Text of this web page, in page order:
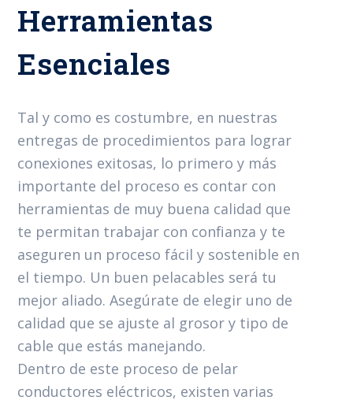
Herramientas
Esenciales
Tal y como es costumbre, en nuestras
entregas de procedimientos para lograr
conexiones exitosas, lo primero y más
importante del proceso es contar con
herramientas de muy buena calidad que
te permitan trabajar con confianza y te
aseguren un proceso fácil y sostenible en
el tiempo. Un buen pelacables será tu
mejor aliado. Asegúrate de elegir uno de
calidad que se ajuste al grosor y tipo de
cable que estás manejando.
Dentro de este proceso de pelar
conductores eléctricos, existen varias